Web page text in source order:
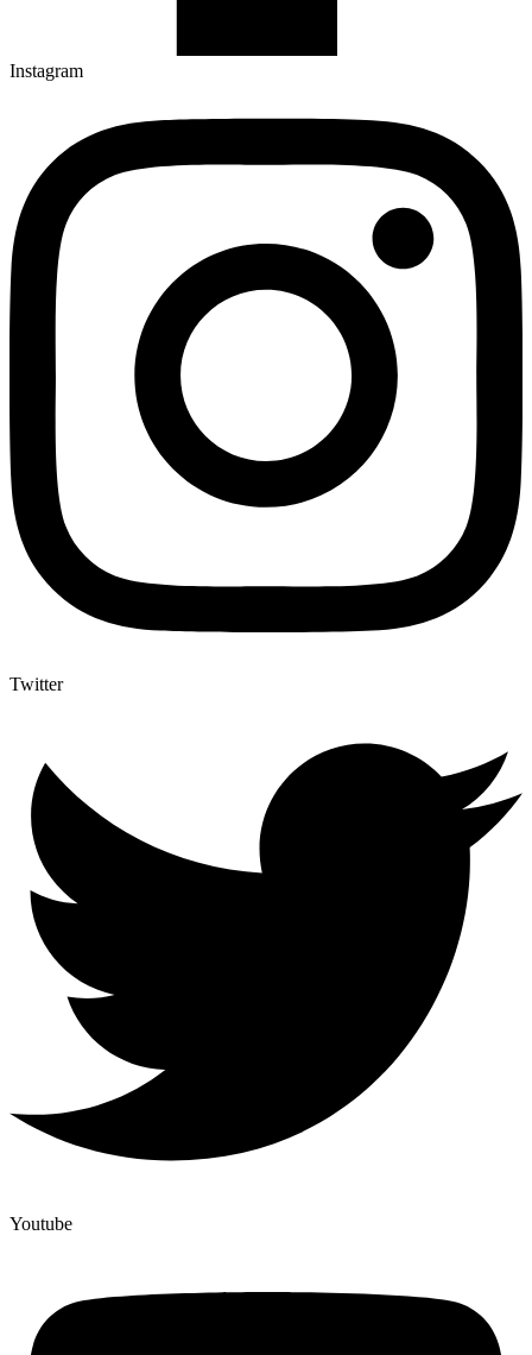
Instagram
Twitter
Youtube